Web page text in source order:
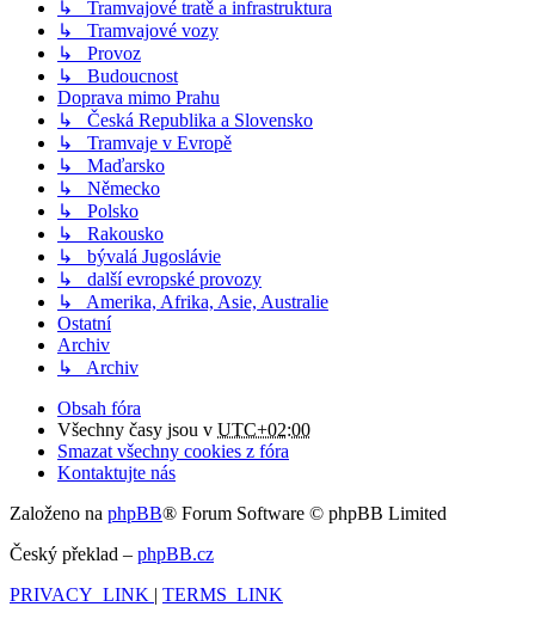
↳ Tramvajové tratě a infrastruktura
↳ Tramvajové vozy
↳ Provoz
↳ Budoucnost
Doprava mimo Prahu
↳ Česká Republika a Slovensko
↳ Tramvaje v Evropě
↳ Maďarsko
↳ Německo
↳ Polsko
↳ Rakousko
↳ bývalá Jugoslávie
↳ další evropské provozy
↳ Amerika, Afrika, Asie, Australie
Ostatní
Archiv
↳ Archiv
Obsah fóra
Všechny časy jsou v UTC+02:00
Smazat všechny cookies z fóra
Kontaktujte nás
Založeno na phpBB® Forum Software © phpBB Limited
Český překlad – phpBB.cz
PRIVACY_LINK | TERMS_LINK